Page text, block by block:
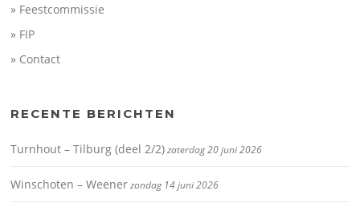
» Feestcommissie
» FIP
» Contact
RECENTE BERICHTEN
Turnhout – Tilburg (deel 2/2)zaterdag 20 juni 2026
Winschoten – Weenerzondag 14 juni 2026